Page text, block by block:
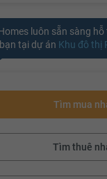
luôn sẵn sàng
tại dự án Khu đô thị
Tìm mua
Tìm thuê